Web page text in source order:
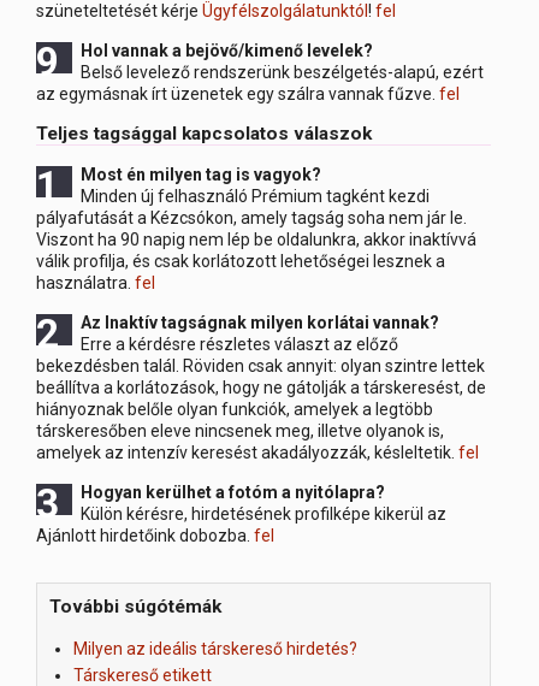
szüneteltetését kérje Ügyfélszolgálatunktól ! fel
9 Hol vannak a bejövő/kimenő levelek?
Belső levelező rendszerünk beszélgetés-alapú, ezért
az egymásnak írt üzenetek egy szálra vannak fűzve. fel
Teljes tagsággal kapcsolatos válaszok
1 Most én milyen tag is vagyok?
Minden új felhasználó Prémium tagként kezdi
pályafutását a Kézcsókon, amely tagság soha nem jár le.
Viszont ha 90 napig nem lép be oldalunkra, akkor inaktívvá
válik profilja, és csak korlátozott lehetőségei lesznek a
használatra. fel
2 Az Inaktív tagságnak milyen korlátai vannak?
Erre a kérdésre részletes választ az előző
bekezdésben talál. Röviden csak annyit: olyan szintre lettek
beállítva a korlátozások, hogy ne gátolják a társkeresést, de
hiányoznak belőle olyan funkciók, amelyek a legtöbb
társkeresőben eleve nincsenek meg, illetve olyanok is,
amelyek az intenzív keresést akadályozzák, késleltetik. fel
3 Hogyan kerülhet a fotóm a nyitólapra?
Külön kérésre, hirdetésének profilképe kikerül az
Ajánlott hirdetőink dobozba. fel
További súgótémák
Milyen az ideális társkereső hirdetés?
Társkereső etikett